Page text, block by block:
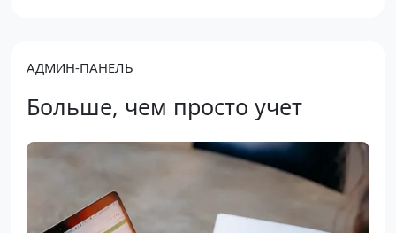
АДМИН-ПАНЕЛЬ
Больше, чем просто учет